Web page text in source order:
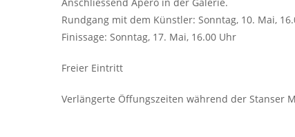
Anschliessend Apéro in der Galerie.
Rundgang mit dem Künstler: Sonntag, 10. Mai,
Finissage: Sonntag, 17. Mai, 16.00 Uhr
Freier Eintritt
Verlängerte Öffungszeiten während der Stanser